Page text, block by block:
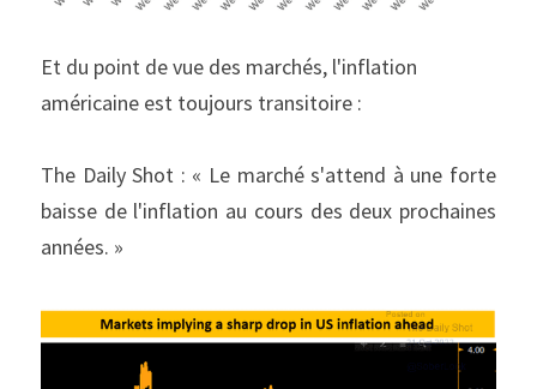
Et du point de vue des marchés, l'inflation
américaine est toujours transitoire :
The Daily Shot : « Le marché s'attend à une forte
baisse de l'inflation au cours des deux prochaines
années. »